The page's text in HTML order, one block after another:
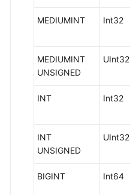
并
DataArts
Studio
授
户
使
DataArts
MEDIUMINT Int32
MEDIUMINT
UNSIGNED
UInt32
INT Int32
INT
UNSIGNED
UInt32
BIGINT Int64